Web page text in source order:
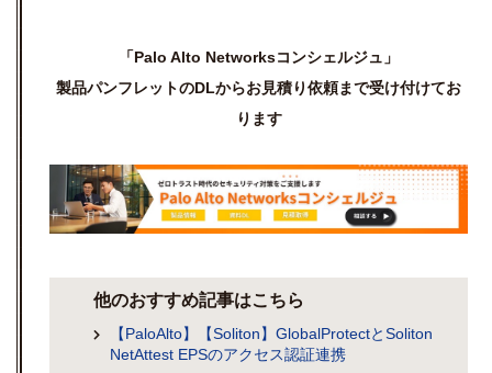
「Palo Alto Networksコンシェルジュ」
製品パンフレットのDLからお見積り依頼まで受け付けてお
ります
他のおすすめ記事はこちら
【PaloAlto】【Soliton】GlobalProtectとSoliton
NetAttest EPSのアクセス認証連携